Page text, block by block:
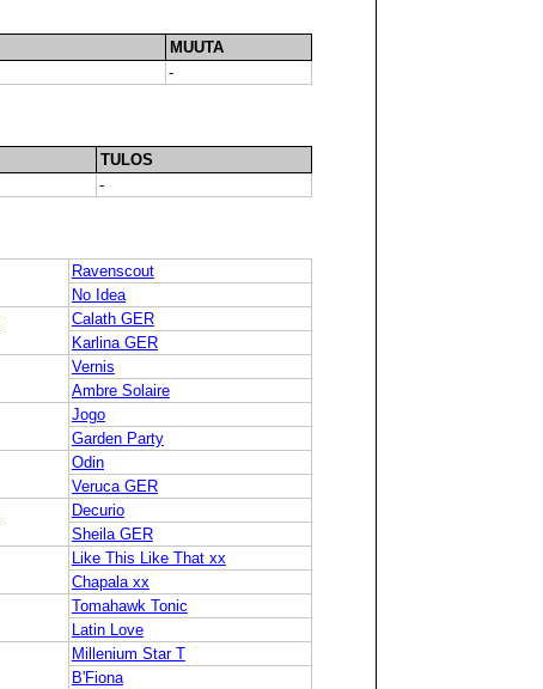
MUUTA
-
TULOS
-
Ravenscout
No Idea
Calath GER
Karlina GER
Vernis
Ambre Solaire
Jogo
Garden Party
Odin
Veruca GER
Decurio
Sheila GER
Like This Like That xx
Chapala xx
Tomahawk Tonic
Latin Love
Millenium Star T
B'Fiona